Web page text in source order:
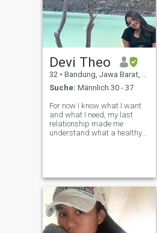
Devi Theo
32 • Bandung, Jawa Barat, Indonesien
Suche: Männlich 30 - 37
For now I know what I want
and what I need, my last
relationship made me
understand what a healthy
cooking, traveling and work
out li